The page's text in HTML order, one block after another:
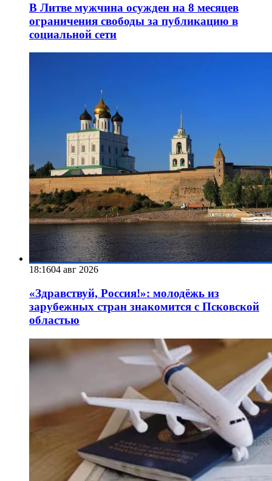
В Литве мужчина осужден на 8 месяцев
ограничения свободы за публикацию в
социальной сети
18:1604 авг 2026
«Здравствуй, Россия!»: молодёжь из
зарубежных стран знакомится с Псковской
областью